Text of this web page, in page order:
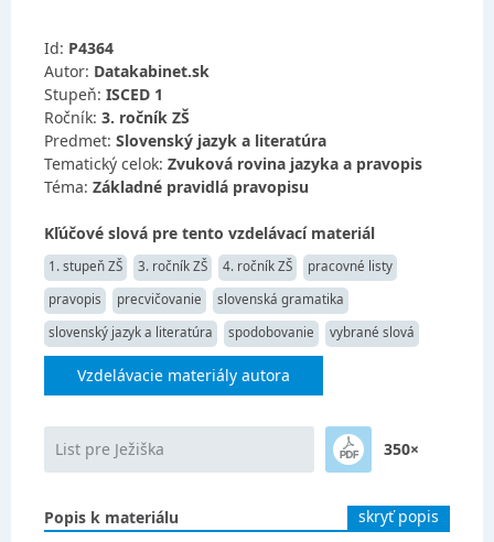
Id: P4364
Autor: Datakabinet.sk
Stupeň: ISCED 1
Ročník: 3. ročník ZŠ
Predmet: Slovenský jazyk a literatúra
Tematický celok: Zvuková rovina jazyka a pravopis
Téma: Základné pravidlá pravopisu
Kľúčové slová pre tento vzdelávací materiál
1. stupeň ZŠ 3. ročník ZŠ 4. ročník ZŠ
pracovné listy
pravopis
precvičovanie
slovenská gramatika
slovenský jazyk a literatúra
spodobovanie vybrané slová
Vzdelávacie materiály autora
List pre Ježiška 350×
Popis k materiálu skryť popis